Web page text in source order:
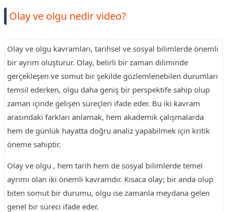
Olay ve olgu nedir video?
Olay ve olgu kavramları, tarihsel ve sosyal bilimlerde önemli
bir ayrım oluşturur. Olay, belirli bir zaman diliminde
gerçekleşen ve somut bir şekilde gözlemlenebilen durumları
temsil ederken, olgu daha geniş bir perspektife sahip olup
zaman içinde gelişen süreçleri ifade eder. Bu iki kavram
arasındaki farkları anlamak, hem akademik çalışmalarda
hem de günlük hayatta doğru analiz yapabilmek için kritik
öneme sahiptir.
Olay ve olgu , hem tarih hem de sosyal bilimlerde temel
ayrımı olan iki önemli kavramdır. Kısaca olay; bir anda olup
biten somut bir durumu, olgu ise zamanla meydana gelen
genel bir süreci ifade eder.